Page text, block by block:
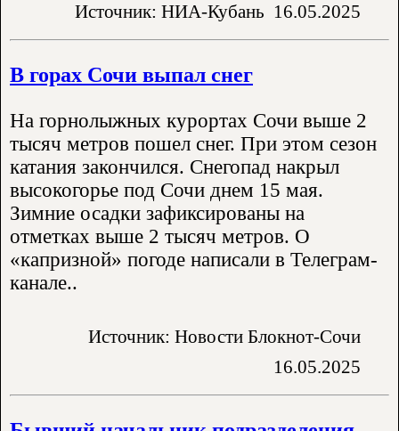
Источник: НИА-Кубань 16.05.2025
В горах Сочи выпал снег
На горнолыжных курортах Сочи выше 2
тысяч метров пошел снег. При этом сезон
катания закончился. Снегопад накрыл
высокогорье под Сочи днем 15 мая.
Зимние осадки зафиксированы на
отметках выше 2 тысяч метров. О
«капризной» погоде написали в Телеграм-
канале..
Источник: Новости Блокнот-Сочи
16.05.2025